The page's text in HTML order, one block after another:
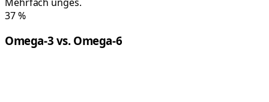
37%
Omega-3 vs. Omega-6